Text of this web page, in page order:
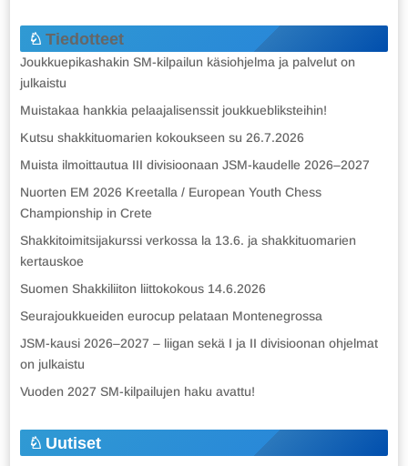
Tiedotteet
Joukkuepikashakin SM-kilpailun käsiohjelma ja palvelut on
julkaistu
Muistakaa hankkia pelaajalisenssit joukkuebliksteihin!
Kutsu shakkituomarien kokoukseen su 26.7.2026
Muista ilmoittautua III divisioonaan JSM-kaudelle 2026–2027
Nuorten EM 2026 Kreetalla / European Youth Chess
Championship in Crete
Shakkitoimitsijakurssi verkossa la 13.6. ja shakkituomarien
kertauskoe
Suomen Shakkiliiton liittokokous 14.6.2026
Seurajoukkueiden eurocup pelataan Montenegrossa
JSM-kausi 2026–2027 – liigan sekä I ja II divisioonan ohjelmat
on julkaistu
Vuoden 2027 SM-kilpailujen haku avattu!
Uutiset